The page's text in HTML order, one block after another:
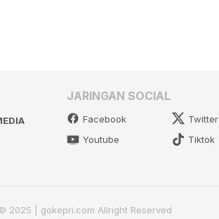
JARINGAN SOCIAL
Facebook Twitter
Youtube
Tiktok
2025 | gokepri.com Allright Reserved